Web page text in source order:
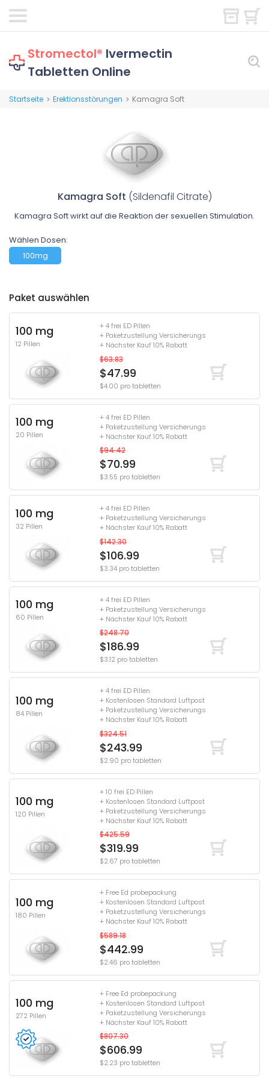
Stromectol® Ivermectin
Tabletten Online
Startseite > Erektionsstörungen > Kamagra Soft
Kamagra Soft (Sildenafil Citrate)
Kamagra Soft wirkt auf die Reaktion der sexuellen Stimulation.
Wählen Dosen:
100mg
Paket auswählen
100 mg
12 Pillen
+ 4 frei ED Pillen
+ Paketzustellung Versicherungs
+ Nächster Kauf 10% Rabatt
$63.83
$47.99
$4.00 pro tabletten
100 mg
20 Pillen
+ 4 frei ED Pillen
+ Paketzustellung Versicherungs
+ Nächster Kauf 10% Rabatt
$94.42
$70.99
$3.55 pro tabletten
100 mg
32 Pillen
+ 4 frei ED Pillen
+ Paketzustellung Versicherungs
+ Nächster Kauf 10% Rabatt
$142.30
$106.99
$3.34 pro tabletten
100 mg
60 Pillen
+ 4 frei ED Pillen
+ Paketzustellung Versicherungs
+ Nächster Kauf 10% Rabatt
$248.70
$186.99
$3.12 pro tabletten
100 mg
84 Pillen
+ 4 frei ED Pillen
+ Kostenlosen Standard Luftpost
+ Paketzustellung Versicherungs
+ Nächster Kauf 10% Rabatt
$324.51
$243.99
$2.90 pro tabletten
100 mg
120 Pillen
+ 10 frei ED Pillen
+ Kostenlosen Standard Luftpost
+ Paketzustellung Versicherungs
+ Nächster Kauf 10% Rabatt
$425.59
$319.99
$2.67 pro tabletten
100 mg
180 Pillen
+ Free Ed probepackung
+ Kostenlosen Standard Luftpost
+ Paketzustellung Versicherungs
+ Nächster Kauf 10% Rabatt
$589.18
$442.99
$2.46 pro tabletten
100 mg
272 Pillen
+ Free Ed probepackung
+ Kostenlosen Standard Luftpost
+ Paketzustellung Versicherungs
+ Nächster Kauf 10% Rabatt
$807.30
$606.99
$2.23 pro tabletten